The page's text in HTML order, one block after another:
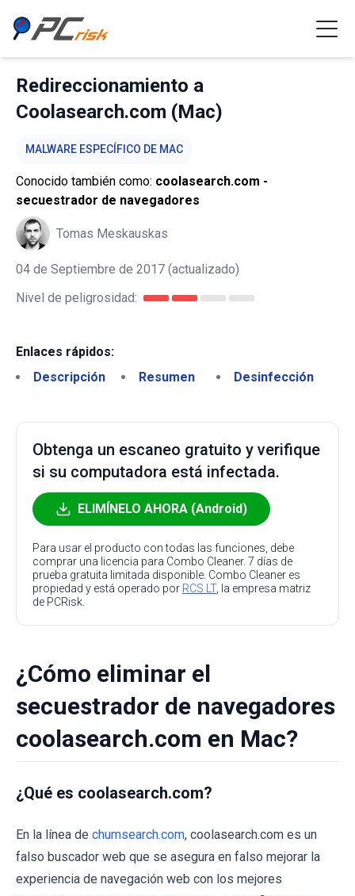
Redireccionamiento a
Coolasearch.com (Mac)
MALWARE ESPECÍFICO DE MAC
Conocido también como: coolasearch.com -
secuestrador de navegadores
Tomas Meskauskas
04 de Septiembre de 2017 (actualizado)
Nivel de peligrosidad:
Enlaces rápidos:
Descripción
Resumen Desinfección
Obtenga un escaneo gratuito y verifique
si su computadora está infectada.
ELIMÍNELO AHORA (Android)
Para usar el producto con todas las funciones, debe
comprar una licencia para Combo Cleaner. 7 días de
prueba gratuita limitada disponible. Combo Cleaner es
propiedad y está operado por RCS LT, la empresa matriz
de PCRisk.
¿Cómo eliminar el
secuestrador de navegadores
coolasearch.com en Mac?
¿Qué es coolasearch.com?
En la línea de chumsearch.com, coolasearch.com es un
falso buscador web que se asegura en falso mejorar la
experiencia de navegación web con los mejores